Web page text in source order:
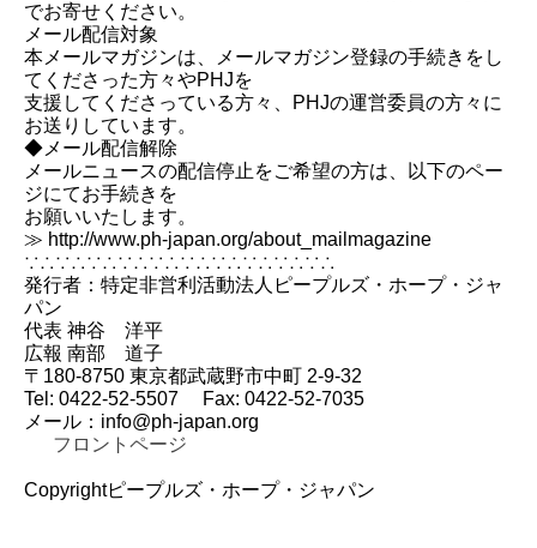
でお寄せください。
メール配信対象
本メールマガジンは、メールマガジン登録の手続きをし
てくださった方々やPHJを
支援してくださっている方々、PHJの運営委員の方々に
お送りしています。
◆メール配信解除
メールニュースの配信停止をご希望の方は、以下のペー
ジにてお手続きを
お願いいたします。
≫ http://www.ph-japan.org/about_mailmagazine
∵∴∵∴∵∴∵∴∵∴∵∴∵∴∵∴∵∴∵∴
発行者：特定非営利活動法人ピープルズ・ホープ・ジャ
パン
代表 神谷 洋平
広報 南部 道子
〒180-8750 東京都武蔵野市中町 2-9-32
Tel: 0422-52-5507 Fax: 0422-52-7035
メール：info@ph-japan.org
フロントページ
Copyrightピープルズ・ホープ・ジャパン